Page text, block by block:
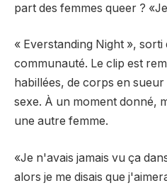
part des femmes queer ?
« Everstanding Night », sorti
communauté. Le clip est
habillées, de corps en
sexe. À un moment donné,
une autre femme.
«Je n'avais jamais vu ça
alors je me disais que